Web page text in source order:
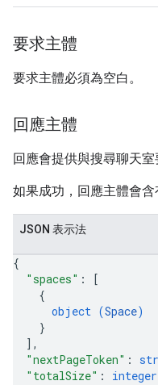
要求主體
要求主體必須為空白。
回應主體
回應會提供與搜尋聊天室
如果成功，回應主體會含
JSON 表示法
{
"spaces" :
[
{
object (Space)
}
] ,
"nextPageToken" :
"totalSize" : integer